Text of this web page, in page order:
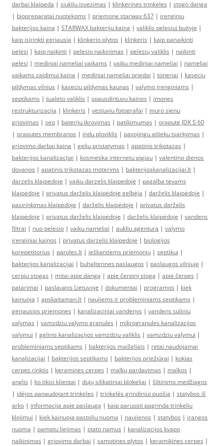
darbai klaipeda | siukliu isvezimas | klinkerines trinkeles | stogo danga
| biopreparatai nuotekoms | priemone starwax 637 | irenginiu
bakterijos kaina | STARWAX bakteriju kaina | valiklis pelesiui buityje |
kaip isirinkti geriausia | klinkerio plytos | klinkeris | kaip panaikinti
pelesi | kaip naikinti | pelesio naikinimas | pelesių valiklis | naikinti
pelesi | mediniai nameliai vaikams | vaiku mediniai nameliai | nameliai
vaikams zaidimui kaina | mediniai nameliai priedai | toneriai | kaseciu
pildymas vilnius | kaseciu pildymas kaunas | valymo įrenginiams |
septikams | tualeto valiklis | spausdintuvu kainos | imones
restrukturizacija | klinkeris | vestuviu fotografai | muro sienu
griovimas | seo | bateriju ikrovimas | patikimumas | orapute JDK S 60
| oraputes membranos | indu ploviklis | pavojingu atlieku tvarkymas |
griovimo darbai kaina | geliu pristatymas | apatinis trikotazas |
bakterijos kanalizacijai | kosmetika internetu pigiau | valentino dienos
dovanos | apatinis trikotazas moterims | bakterijoskanalizacijai.lt |
darzelis klaipedoje | vaiku darzelis klaipedoje | pagalba tėvams
klaipėdoje | privatus darželis klaipėdoje gelbėja | darželis klaipėdoje |
pasirinkimas klaipėdoje | darželis klaipėdoje | privatus darželis
klaipėdoje | privatus darželis klaipėdoje | darželis klaipėdoje | vandens
filtrai | nuo pelesio | vaiku nameliai | aukliu agentura | valymo
irenginiai kainos | privatus darzelis klaipedoje | biologijos
korepetitorius | paroles.lt | ieškantiems priemonių | septikui |
bakterijos kanalizacijai | buhalterines paslaugos | paslaugos vilniuje |
cerpiu stogas | mitai apie dangą | apie čerpinį stogą | apie čerpes |
patarimai | paslaugos Lietuvoje | dokumentai | programos | kiek
kainuoja | apskaitaman.lt | naujiems ir probleminiams septikams |
geriausios priemones | kanalizaciniai vandenys | vandens suliniu
valymas | vamzdziu valymo granules | mikrogranules kanalizacijos
valymui | gelinis kanalizacijos vamzdziu valiklis | vamzdziu valymui |
probleminiams septikams | bakterijos maišeliais | retai naudojamai
kanalizacijai | bakterijos septikams | bakterijos priežiūrai | kokias
cerpes rinktis | keramines cerpes | malkų pardavimas | malkos |
anglis | ko tikisi klientai | dujų silikatiniai blokeliai | šiltinimo medžiagos
| idėjos panaudojant trinkeles | trinkelės grindiniui puošia | statybos iš
arko | informacija apie paslaugą | kaip paruosti pagrinda trinkeliu
klojimui | kiek kainuoja pastoliu nuoma | naujienos | statybos | įrangos
nuoma | pamatu liejimas | stato namus | kanalizacijos kvapo
naikinimas | griovimo darbai | samotines plytos | keramikines cerpes |